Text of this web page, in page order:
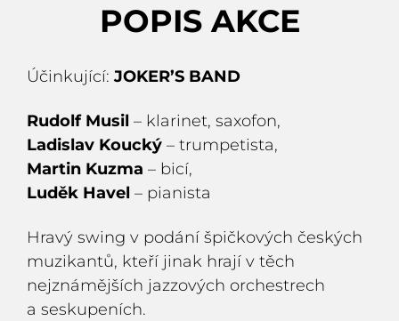
POPIS AKCE
Účinkující: JOKER’S BAND
Rudolf Musil – klarinet, saxofon,
Ladislav Koucký – trumpetista,
Martin Kuzma – bicí,
Luděk Havel – pianista
Hravý swing v podání špičkových českých
muzikantů, kteří jinak hrají v těch
nejznámějších jazzových orchestrech
a seskupeních.